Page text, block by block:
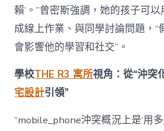
賴’。”曾密斯強調，她的孩子可
成線上作業、與同學討論問題，“
會影響他的學習和社交”。
學校THE R3 寓所視角：從“沖突
宅設計引領”
“mobile_phone沖突概況上是‘用